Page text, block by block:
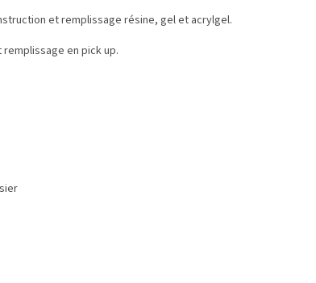
et remplissage résine, gel et acrylgel.
en pick up.